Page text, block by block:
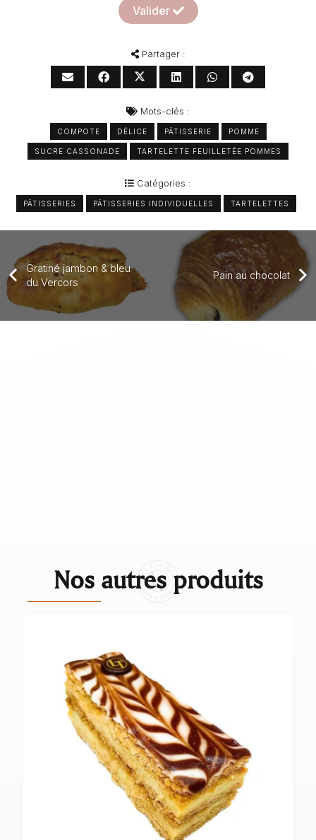
Valider
Partager :
Mots-clés :
COMPOTE DÉLICE PÂTISSERIE POMME
SUCRE CASSONADE TARTELETTE FEUILLETÉE POMMES
Catégories :
PÂTISSERIES PÂTISSERIES INDIVIDUELLES TARTELETTES
Gratiné jambon & bleu
du Vercors
Pain au chocolat
Nos autres produits